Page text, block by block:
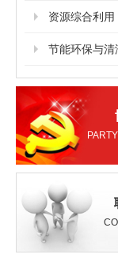
资源综合利用
节能环保与清